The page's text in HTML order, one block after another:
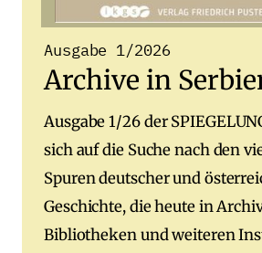
Ausgabe 1/2026
Archive in
Ausgabe 1/26 der
sich auf die Suche nach den
Spuren deutscher und
Geschichte, die heute in
Bibliotheken und weiteren